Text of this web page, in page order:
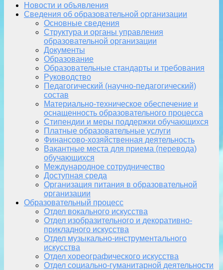
Новости и объявления
Сведения об образовательной организации
Основные сведения
Структура и органы управления
образовательной организации
Документы
Образование
Образовательные стандарты и требования
Руководство
Педагогический (научно-педагогический)
состав
Материально-техническое обеспечение и
оснащенность образовательного процесса
Стипендии и меры поддержки обучающихся
Платные образовательные услуги
Финансово-хозяйственная деятельность
Вакантные места для приема (перевода)
обучающихся
Международное сотрудничество
Доступная среда
Организация питания в образовательной
организации
Образовательный процесс
Отдел вокального искусства
Отдел изобразительного и декоративно-
прикладного искусства
Отдел музыкально-инструментального
искусства
Отдел хореографического искусства
Отдел социально-гуманитарной деятельности